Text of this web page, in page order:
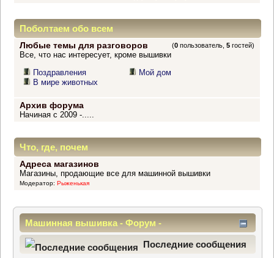
Поболтаем обо всем
Любые темы для разговоров (0 пользователь,5 гостей)
Все, что нас интересует, кроме вышивки
Поздравления
В мире животных
Мой дом
Архив форума
Начиная с 2009 -.....
Что, где, почем
Адреса магазинов
Магазины, продающие все для машинной вышивки
Модератор: Рыженькая
Машинная вышивка - Форум -
Информационный центр
Последние сообщения